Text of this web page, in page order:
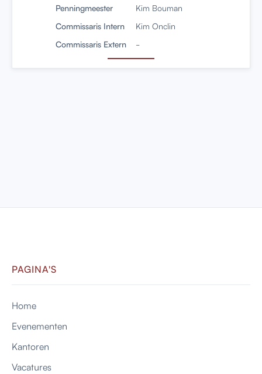
Penningmeester
Kim Bouman
Commissaris Intern
Kim Onclin
Commissaris Extern
-
PAGINA'S
Home
Evenementen
Kantoren
Vacatures